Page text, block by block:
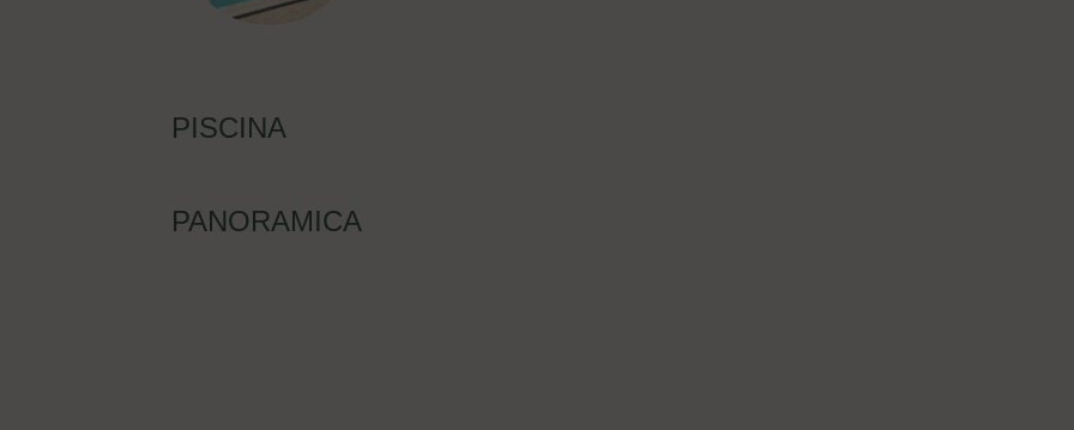
PISCINA
PANORAMICA